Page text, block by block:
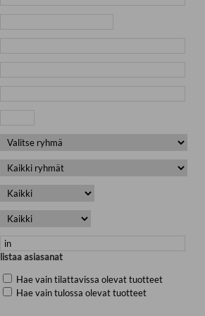
listaa asiasanat
Hae vain tilattavissa olevat tuotteet
Hae vain tulossa olevat tuotteet